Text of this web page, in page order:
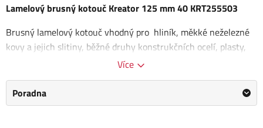
Lamelový brusný kotouč Kreator 125 mm 40 KRT255503
Brusný lamelový kotouč vhodný pro hliník, měkké neželezné
kovy a jejich slitiny, běžné druhy konstrukčních ocelí, plasty,
Rozměry kotouče: 125 x 22,23 mm
Zrnitost: 40
Více
Poradna